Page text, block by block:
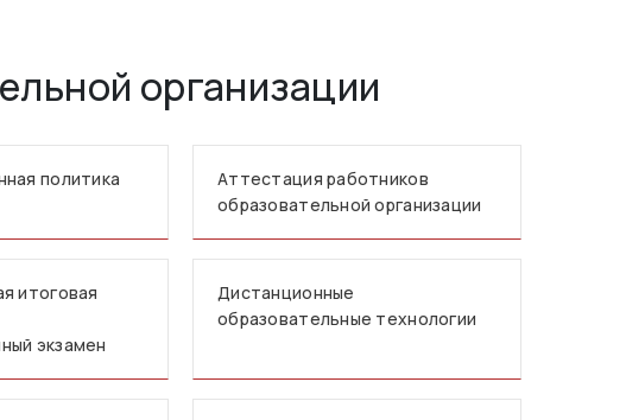
организации
политика
Аттестация работников
образовательной организации
итоговая
экзамен
Дистанционные
образовательные технологии